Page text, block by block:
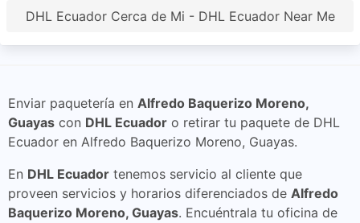
DHL Ecuador Cerca de Mi - DHL Ecuador Near Me
Enviar paquetería en Alfredo Baquerizo Moreno,
Guayas con DHL Ecuador o retirar tu paquete de DHL
Ecuador en Alfredo Baquerizo Moreno, Guayas.
En DHL Ecuador tenemos servicio al cliente que
proveen servicios y horarios diferenciados de Alfredo
Baquerizo Moreno, Guayas. Encuéntrala tu oficina de